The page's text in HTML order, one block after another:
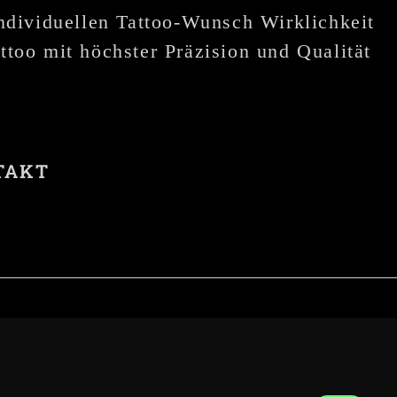
Tattoo-Wunsch Wirklichkeit
mit höchster Präzision und Qualität